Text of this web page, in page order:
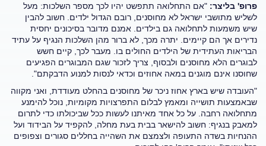
פרופ' בליצר: "אם התחלואה תתפשט יהיו לכך מספר השלכות: מעל
לשליש מתושבי ישראל לא מחוסנים, רובם הגדול ילדים. חשוב להבין
שיש משמעות לתחלואה גם בילדים. אמנם מדובר בסיכונים יחסית
נדירים אך הם קיימים. יתרה מכך, לא ברור מהן השלכות הנגיף על עתיד
הבריאות העתידית של הילדים החולים בו. מעבר לכך, קיים חשש
לבוגרים הלא מחוסנים ולבסוף, צריך לזכור שגם המבוגרים הפגיעים
שחוסנו אינם מוגנים במאה אחוזים וכדאי לנסות למנוע הדבקתם".
"העובדה שיש בארץ אחוז ניכר של מחוסנים בהחלט מעודדת, ואני מקווה
שבאמצעות תושייה ומאמץ לבלום התפרצויות מקומיות, נוכל להימנע
מתחלואה רחבה. על כל אחד מאיתנו לעשות ככל שביכולתו כדי לתרום
למאבק בנגיף: חשוב להישאר בבית בעת מחלה, להקפיד על הבידוד ועל
ההנחיות בשדה התעופה ולצמצם את השהייה בחללים סגורים וצפופים